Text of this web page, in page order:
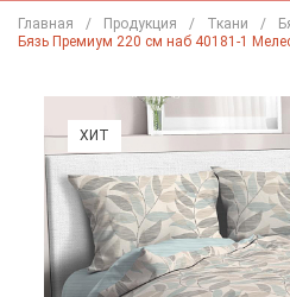
Главная Продукция Ткани
Бязь Премиум 220 см наб 40181-1
ХИТ